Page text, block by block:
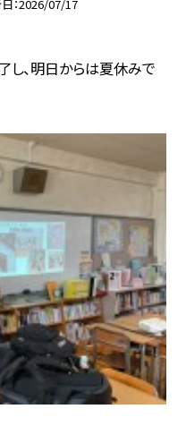
2026/07/17
し、明日からは夏休みで